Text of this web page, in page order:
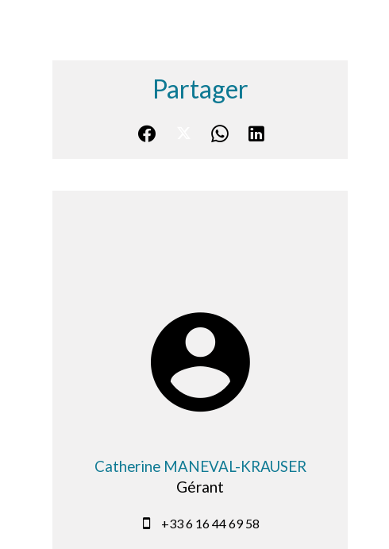
Partager
Catherine MANEVAL-KRAUSER
Gérant
+33 6 16 44 69 58